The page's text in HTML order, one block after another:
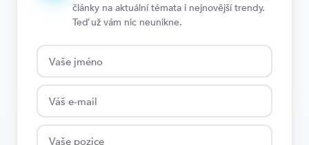
články na aktuální témata i nejnovější trendy.
Teď už vám nic neunikne.